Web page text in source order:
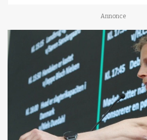
Annonce